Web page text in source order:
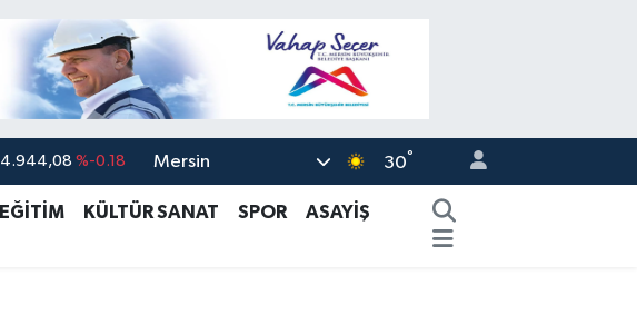
47,7436 %0.18
55,2510 %0.32
Mersin 30°
EĞİTİM KÜLTÜR SANAT SPOR
ASAYİŞ